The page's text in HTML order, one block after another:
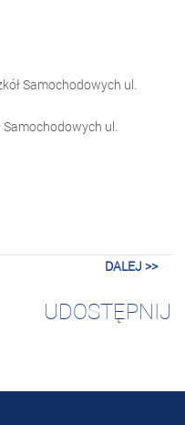
Samochodowych ul.
Samochodowych ul.
DALEJ >>
UDOSTĘPNIJ